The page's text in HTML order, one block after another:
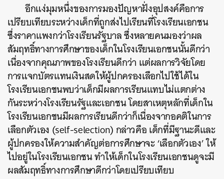
อีกแง่มุมหนึ่งของการมองปัญหาฝั่งอุปสงค์คือการ
เปรียบเทียบระหว่างเด็กที่ถูกส่งไปเรียนที่โรงเรียนเอกชน
ซึ่งราคาแพงกว่าโรงเรียนรัฐบาล ซึ่งหลายคนมองว่าผล
สัมฤทธิ์ทางการศึกษาของเด็กในโรงเรียนเอกชนนั้นดีกว่า
เนื่องจากคุณภาพของโรงเรียนดีกว่า แต่ผลการวิจัยโดย
การแจกบัตรแทนเงินสดให้ผู้ปกครองเลือกไปใช้ได้ใน
โรงเรียนเอกชนพบว่าเด็กมีผลการเรียนแทบไม่แตกต่าง
กันระหว่างโรงเรียนรัฐและเอกชน โดยสาเหตุหลักที่เด็กใน
โรงเรียนเอกชนมีผลการเรียนดีกว่าก็เนื่องจากอคติในการ
เลือกตัวเอง (self-selection) กล่าวคือ เด็กที่มีฐานะดีและ
ผู้ปกครองให้ความสำคัญต่อการศึกษาจะ ‘เลือกตัวเอง’ ให้
ไปอยู่ในโรงเรียนเอกชน ทำให้เด็กในโรงเรียนเอกชนดูจะมี
ผลสัมฤทธิ์ทางการศึกษาดีกว่าโดยเปรียบเทียบ